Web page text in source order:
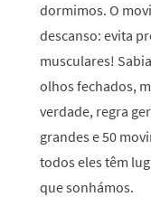
dormimos. O
descanso: evita
musculares!
olhos fechados,
verdade, regra
grandes e 50
todos eles têm
que sonhámos.